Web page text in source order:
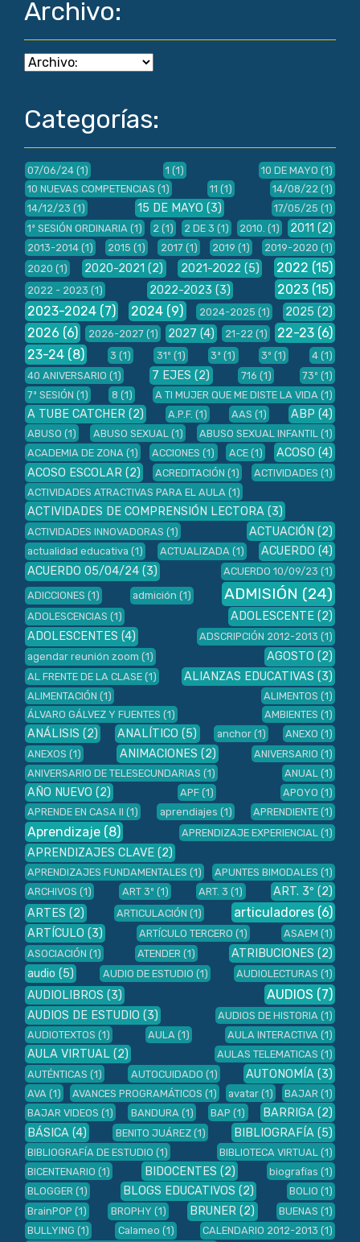
Archivo:
Categorías:
07/06/24 (1) 1 (1) 10 DE MAYO (1)
10 NUEVAS COMPETENCIAS (1) 11 (1) 14/08/22 (1)
14/12/23 (1) 15 DE MAYO (3) 17/05/25 (1)
1ª SESIÓN ORDINARIA (1) 2 (1) 2 DE 3 (1) 2010. (1) 2011 (2)
2013-2014 (1) 2015 (1) 2017 (1) 2019 (1) 2019-2020 (1)
2020 (1) 2020-2021 (2) 2021-2022 (5) 2022 (15)
2022 - 2023 (1) 2022-2023 (3) 2023 (15)
2023-2024 (7) 2024 (9) 2024-2025 (1) 2025 (2)
2026 (6) 2026-2027 (1) 2027 (4) 21-22 (1) 22-23 (6)
23-24 (8) 3 (1) 31º (1) 3ª (1) 3º (1) 4 (1)
40 ANIVERSARIO (1) 7 EJES (2) 716 (1) 73º (1)
7ª SESIÓN (1) 8 (1) A TI MUJER QUE ME DISTE LA VIDA (1)
A TUBE CATCHER (2) A.P.F. (1) AAS (1) ABP (4)
ABUSO (1) ABUSO SEXUAL (1) ABUSO SEXUAL INFANTIL (1)
ACADEMIA DE ZONA (1) ACCIONES (1) ACE (1) ACOSO (4)
ACOSO ESCOLAR (2) ACREDITACIÓN (1) ACTIVIDADES (1)
ACTIVIDADES ATRACTIVAS PARA EL AULA (1)
ACTIVIDADES DE COMPRENSIÓN LECTORA (3)
ACTIVIDADES INNOVADORAS (1) ACTUACIÓN (2)
actualidad educativa (1) ACTUALIZADA (1) ACUERDO (4)
ACUERDO 05/04/24 (3) ACUERDO 10/09/23 (1)
ADICCIONES (1) admición (1) ADMISIÓN (24)
ADOLESCENCIAS (1) ADOLESCENTE (2)
ADOLESCENTES (4) ADSCRIPCIÓN 2012-2013 (1)
agendar reunión zoom (1) AGOSTO (2)
AL FRENTE DE LA CLASE (1) ALIANZAS EDUCATIVAS (3)
ALIMENTACIÓN (1) ALIMENTOS (1)
ÁLVARO GÁLVEZ Y FUENTES (1) AMBIENTES (1)
ANÁLISIS (2) ANALÍTICO (5) anchor (1) ANEXO (1)
ANEXOS (1) ANIMACIONES (2) ANIVERSARIO (1)
ANIVERSARIO DE TELESECUNDARIAS (1) ANUAL (1)
AÑO NUEVO (2) APF (1) APOYO (1)
APRENDE EN CASA II (1) aprendiajes (1) APRENDIENTE (1)
Aprendizaje (8) APRENDIZAJE EXPERIENCIAL (1)
APRENDIZAJES CLAVE (2)
APRENDIZAJES FUNDAMENTALES (1) APUNTES BIMODALES (1)
ARCHIVOS (1) ART 3º (1) ART. 3 (1) ART. 3º (2)
ARTES (2) ARTICULACIÓN (1) articuladores (6)
ARTÍCULO (3) ARTÍCULO TERCERO (1) ASAEM (1)
ASOCIACIÓN (1) ATENDER (1) ATRIBUCIONES (2)
audio (5) AUDIO DE ESTUDIO (1) AUDIOLECTURAS (1)
AUDIOLIBROS (3) AUDIOS (7)
AUDIOS DE ESTUDIO (3) AUDIOS DE HISTORIA (1)
AUDIOTEXTOS (1) AULA (1) AULA INTERACTIVA (1)
AULA VIRTUAL (2) AULAS TELEMATICAS (1)
AUTÉNTICAS (1) AUTOCUIDADO (1) AUTONOMÍA (3)
AVA (1) AVANCES PROGRAMÁTICOS (1) avatar (1) BAJAR (1)
BAJAR VIDEOS (1) BANDURA (1) BAP (1) BARRIGA (2)
BÁSICA (4) BENITO JUÁREZ (1) BIBLIOGRAFÍA (5)
BIBLIOGRAFÍA DE ESTUDIO (1) BIBLIOTECA VIRTUAL (1)
BICENTENARIO (1) BIDOCENTES (2) biografías (1)
BLOGGER (1) BLOGS EDUCATIVOS (2) BOLIO (1)
BrainPOP (1) BROPHY (1) BRUNER (2) BUENAS (1)
BULLYING (1) Calameo (1) CALENDARIO 2012-2013 (1)